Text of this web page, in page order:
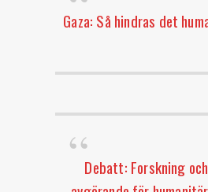
Gaza: Så hindras det
Debatt: Forskning